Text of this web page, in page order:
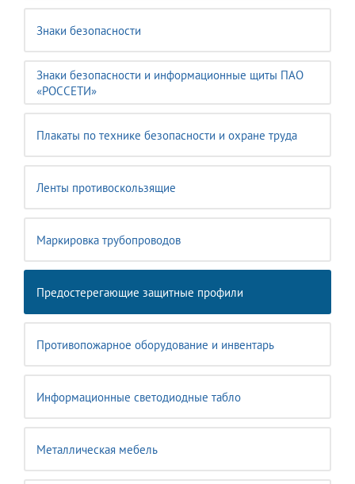
Знаки безопасности
Знаки безопасности и информационные щиты ПАО
«РОССЕТИ»
Плакаты по технике безопасности и охране труда
Ленты противоскользящие
Маркировка трубопроводов
Предостерегающие защитные профили
Противопожарное оборудование и инвентарь
Информационные светодиодные табло
Металлическая мебель